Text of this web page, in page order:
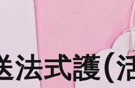
法式護(